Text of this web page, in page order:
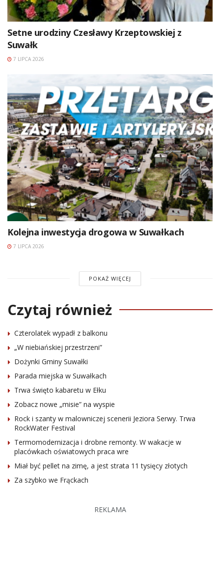
Setne urodziny Czesławy Krzeptowskiej z
Suwałk
7 LIPCA 2026
Kolejna inwestycja drogowa w Suwałkach
7 LIPCA 2026
POKAŻ WIĘCEJ
Czytaj również
Czterolatek wypadł z balkonu
„W niebiańskiej przestrzeni”
Dożynki Gminy Suwałki
Parada miejska w Suwałkach
Trwa święto kabaretu w Ełku
Zobacz nowe „misie” na wyspie
Rock i szanty w malowniczej scenerii Jeziora Serwy. Trwa
RockWater Festival
Termomodernizacja i drobne remonty. W wakacje w
placówkach oświatowych praca wre
Miał być pellet na zimę, a jest strata 11 tysięcy złotych
Za szybko we Frąckach
REKLAMA